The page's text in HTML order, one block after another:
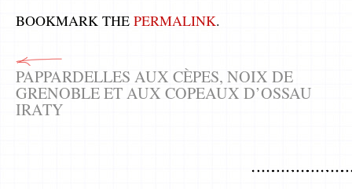
BOOKMARK THE PERMALINK.
PAPPARDELLES AUX CÈPES, NOIX DE
GRENOBLE ET AUX COPEAUX D’OSSAU
IRATY